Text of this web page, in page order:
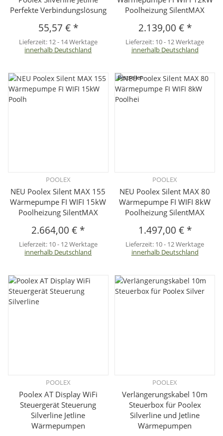
Perfekte Verbindungslösung
55,57 € *
Lieferzeit: 12 - 14 Werktage
innerhalb Deutschland
Poolheizung SilentMAX
2.139,00 € *
Lieferzeit: 10 - 12 Werktage
innerhalb Deutschland
POOLEX
NEU Poolex Silent MAX 155
Wärmepumpe FI WIFI 15kW
Poolheizung SilentMAX
2.664,00 € *
Lieferzeit: 10 - 12 Werktage
innerhalb Deutschland
Bestseller
POOLEX
NEU Poolex Silent MAX 80
Wärmepumpe FI WIFI 8kW
Poolheizung SilentMAX
1.497,00 € *
Lieferzeit: 10 - 12 Werktage
innerhalb Deutschland
POOLEX
Poolex AT Display WiFi
Steuergerät Steuerung
Silverline Jetline
Wärmepumpen
POOLEX
Verlängerungskabel 10m
Steuerbox für Poolex
Silverline und Jetline
Wärmepumpen